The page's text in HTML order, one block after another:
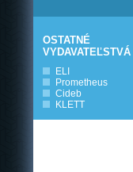
OSTATNÉ
VYDAVATEĽSTVÁ
ELI
Prometheus
Cideb
KLETT